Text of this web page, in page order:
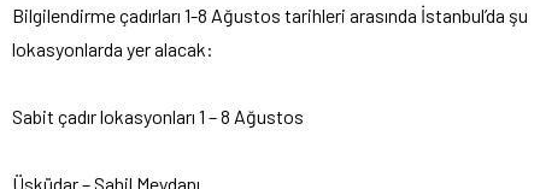
Bilgilendirme çadırları 1-8 Ağustos tarihleri arasında İstanbul’da şu
lokasyonlarda yer alacak:
Sabit çadır lokasyonları 1 – 8 Ağustos
Üsküdar – Sahil Meydanı